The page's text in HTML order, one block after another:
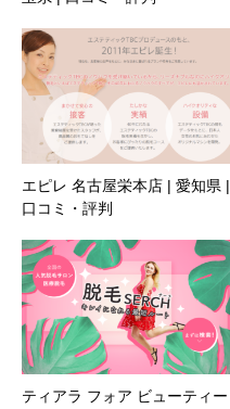
エピレ 名古屋栄本店 | 愛知県 |
口コミ・評判
ティアラ フォア ビューティー